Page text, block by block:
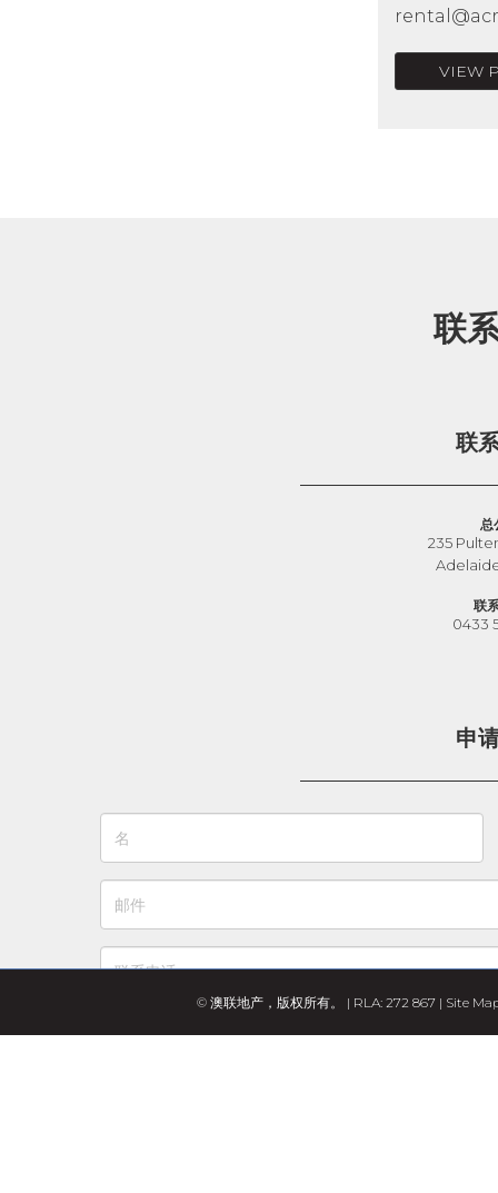
VIEW
联
联
总
235
联
0433
申
© 澳联地产，版权所有。 | RLA: 272 867 | Site